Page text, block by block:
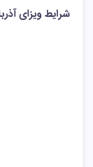
شرایط ویزای